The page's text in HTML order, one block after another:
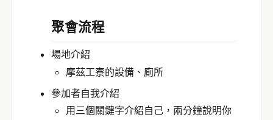
聚會流程
場地介紹
摩茲工寮的設備、廁所
參加者自我介紹
用三個關鍵字介紹自己，兩分鐘說明你